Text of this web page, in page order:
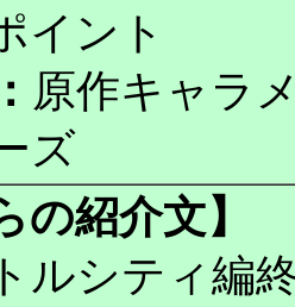
イント
原作キャラ
ズ
の紹介文】
ルシティ編